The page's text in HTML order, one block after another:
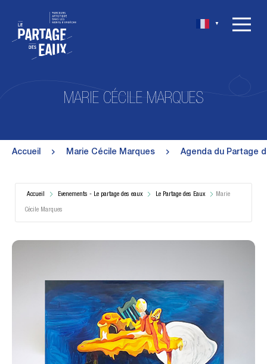
▼
MARIE CÉCILE MARQUES
Accueil Marie Cécile Marques Agenda du Partage
Accueil Evenements - Le partage des eaux Le Partage des Eaux Marie
Cécile Marques